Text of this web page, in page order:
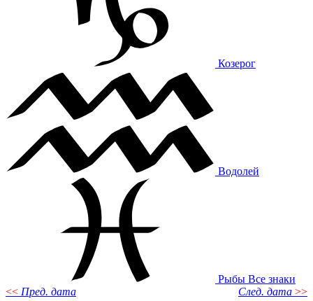
Козерог
Водолей
Рыбы Все знаки
<< Пред. дата След. дата >>